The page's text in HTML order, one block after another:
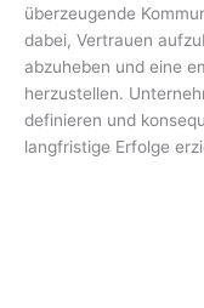
überzeugende
dabei, Vertrauen
abzuheben und eine
herzustellen.
definieren und
langfristige Erfolge